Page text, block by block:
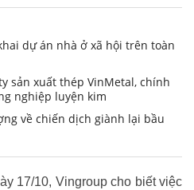
dự án nhà ở xã hội trên toàn
sản xuất thép VinMetal, chính
nghiệp luyện kim
về chiến dịch giành lại bầu
17/10, Vingroup cho biết việc